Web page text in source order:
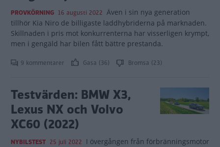
PROVKÖRNING 16 augusti 2022 Även i sin nya generation
tillhör Kia Niro de billigaste laddhybriderna på marknaden.
Skillnaden i pris mot konkurrenterna har visserligen krympt,
men i gengäld har bilen fått bättre prestanda.
9 kommentarer Gasa (36) Bromsa (23)
Testvärden: BMW X3,
Lexus NX och Volvo
XC60 (2022)
NYBILSTEST 25 juli 2022 I övergången från förbränningsmotor